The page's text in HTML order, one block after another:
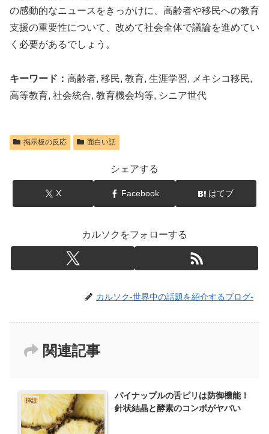
の感動的なニュースをきっかけに、高齢者や移民への教育
支援の重要性について、改めて社会全体で議論を進めてい
く必要があるでしょう。
キーワード： 高齢者, 移民, 教育, 生涯学習, メキシコ移民,
高等教育, 社会統合, 教育機会均等, シニア世代
掲示板の反応 面白い話
シェアする
X Facebook はてブ
カルソクをフォローする
カルソク-世界中の話題を紹介するブログ-
関連記事
挿話
パイナップルの舌ピリは防御機能！
針状結晶と酵素のコンボがヤバい